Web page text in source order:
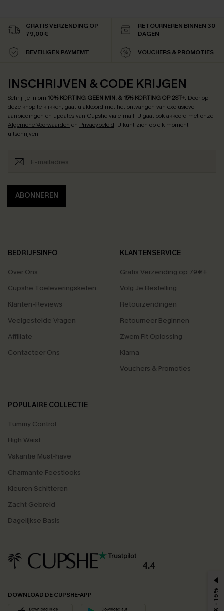
GRATIS VERZENDING OP
79,00 €
RETOURNEREN BINNEN 30
DAGEN
BEVEILIGEN PAYMEMT VOUCHERS & PROMOTIES
INSCHRIJVEN & CODE KRIJGEN
Schrijf je in om 10% KORTING GEEN MIN. & 15% KORTING OP 2ST+. Door op
deze knop te klikken, gaat u akkoord met het ontvangen van exclusieve
aanbiedingen en updates van Cupshe via e-mail. U gaat ook akkoord met onze
Algemene Voorwaarden en Privacybeleid. U kunt zich op elk moment
uitschrijven.
ABONNEREN
BEDRIJFSINFO
Over Ons
Cupshe Toeleveringsketen
Klanten-Reviews
Veelgestelde Vragen
Affiliate
Contacteer Ons
KLANTENSERVICE
Gratis Verzending op 79€+
Volg Je Bestelling
Retourzendingen
Retourneer Beginnen
Zwem Fit Oplossing
Klarna
Vouchers & Promoties
POPULAIRE COLLECTIE
Tummy Control
High Waist
Vakantie Must-have
Charmante Feestlooks
Kleuren Schitteren
Zacht Gebreid
Dagelijkse Basis
4.4
DOWNLOAD DE CUPSHE-APP